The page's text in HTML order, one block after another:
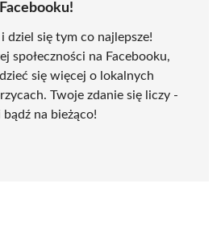
się tym co najlepsze!
społeczności na Facebooku,
się więcej o lokalnych
Twoje zdanie się liczy -
na bieżąco!